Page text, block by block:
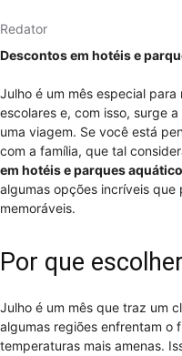
Redator
Descontos em hotéis e
Julho é um mês especial
escolares e, com isso, surge
uma viagem. Se você está
com a família, que tal
em hotéis e parques
algumas opções incríveis que
memoráveis.
Por que
Julho é um mês que traz um
algumas regiões enfrentam o
temperaturas mais amenas.